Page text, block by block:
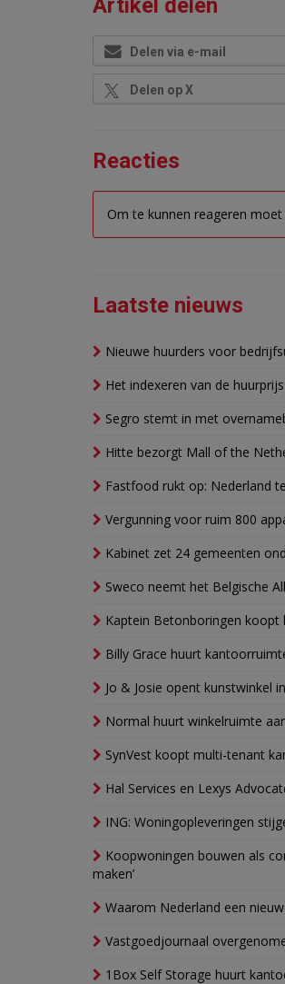
Artikel delen
Delen via e-mail
Delen op X
Reacties
Om te kunnen reageren
Laatste nieuws
Nieuwe huurders voor
Het indexeren van de
Segro stemt in met
Hitte bezorgt Mall of the
Fastfood rukt op: Nederland
Vergunning voor ruim 800
Kabinet zet 24 gemeenten
Sweco neemt het Belgische
Kaptein Betonboringen koopt
Billy Grace huurt
Jo & Josie opent kunstwinkel
Normal huurt winkelruimte
SynVest koopt multi-tenant
Hal Services en Lexys
ING: Woningopleveringen
Koopwoningen bouwen als
maken’
Waarom Nederland een
Vastgoedjournaal
1Box Self Storage huurt